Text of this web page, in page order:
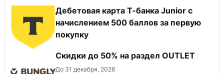
Дебетовая карта Т-банка Junior c
начислением 500 баллов за первую
покупку
Скидки до 50% на раздел OUTLET
До 31 декабря, 2026